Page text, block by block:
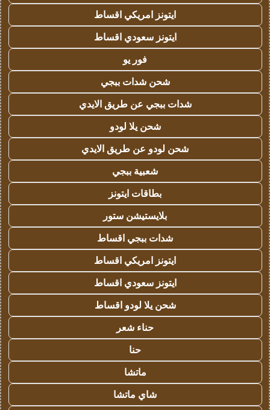
ايتونز امريكي اقساط
ايتونز سعودي اقساط
فور يو
شحن شدات ببجي
شدات ببجي عن طريق الايدي
شحن يلا لودو
شحن لودو عن طريق الايدي
شعبية ببجي
بطاقات ايتونز
بلايستيشن ستور
شدات ببجي اقساط
ايتونز امريكي اقساط
ايتونز سعودي اقساط
شحن يلا لودو اقساط
حناء شعر
حنا
ماتشا
شاي ماتشا